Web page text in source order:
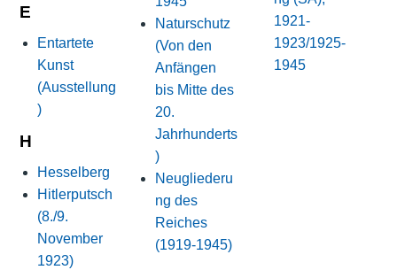
E
Entartete
Kunst
(Ausstellung
)
H
Hesselberg
Hitlerputsch
(8./9.
November
1923)
Naturschutz
(Von den
Anfängen
bis Mitte des
20.
Jahrhunderts
)
Neugliederu
ng des
Reiches
(1919-1945)
1921-
1923/1925-
1945